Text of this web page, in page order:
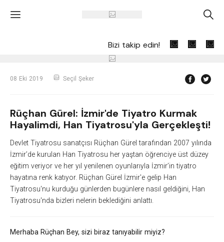
' A
Bizi takip edin!
08 Eki 2019 Seçil Şeker
Rüçhan Gürel: İzmir'de Tiyatro Kurmak
Hayalimdi, Han Tiyatrosu'yla Gerçekleşti!
Devlet Tiyatrosu sanatçısı Rüçhan Gürel tarafından 2007 yılında
İzmir’de kurulan Han Tiyatrosu her yaştan öğrenciye üst düzey
eğitim veriyor ve her yıl yenilenen oyunlarıyla İzmir’in tiyatro
hayatına renk katıyor. Rüçhan Gürel İzmir'e gelip Han
Tiyatrosu'nu kurduğu günlerden bugünlere nasıl geldiğini, Han
Tiyatrosu'nda bizleri nelerin beklediğini anlattı.
Merhaba Rüçhan Bey, sizi biraz tanıyabilir miyiz?